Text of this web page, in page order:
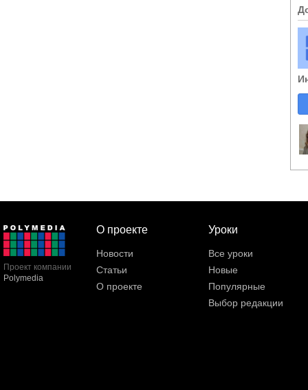
Проект компании
Polymedia
О проекте
Новости
Статьи
О проекте
Уроки
Все уроки
Новые
Популярные
Выбор редакции